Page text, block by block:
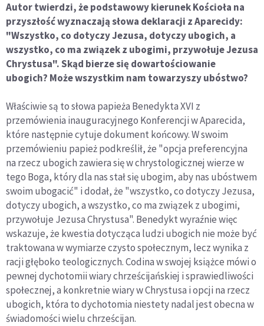
Autor twierdzi, że podstawowy kierunek Kościoła na
przyszłość wyznaczają słowa deklaracji z Aparecidy:
"Wszystko, co dotyczy Jezusa, dotyczy ubogich, a
wszystko, co ma związek z ubogimi, przywołuje Jezusa
Chrystusa". Skąd bierze się dowartościowanie
ubogich? Może wszystkim nam towarzyszy ubóstwo?
Właściwie są to słowa papieża Benedykta XVI z
przemówienia inauguracyjnego Konferencji w Aparecida,
które następnie cytuje dokument końcowy. W swoim
przemówieniu papież podkreślił, że "opcja preferencyjna
na rzecz ubogich zawiera się w chrystologicznej wierze w
tego Boga, który dla nas stał się ubogim, aby nas ubóstwem
swoim ubogacić" i dodał, że "wszystko, co dotyczy Jezusa,
dotyczy ubogich, a wszystko, co ma związek z ubogimi,
przywołuje Jezusa Chrystusa". Benedykt wyraźnie więc
wskazuje, że kwestia dotycząca ludzi ubogich nie może być
traktowana w wymiarze czysto społecznym, lecz wynika z
racji głęboko teologicznych. Codina w swojej książce mówi o
pewnej dychotomii wiary chrześcijańskiej i sprawiedliwości
społecznej, a konkretnie wiary w Chrystusa i opcji na rzecz
ubogich, która to dychotomia niestety nadal jest obecna w
świadomości wielu chrześcijan.